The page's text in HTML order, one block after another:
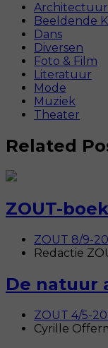
Architectuur
Beeldende
Dans
Diversen
Foto & Film
Literatuur
Mode
Muziek
Theater
Related
ZOUT-
ZOUT 8/9-
Redactie
De natuur
ZOUT 4/5-
Cyrille